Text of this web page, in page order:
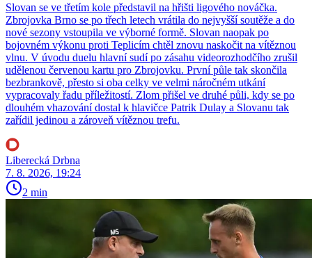
Slovan se ve třetím kole představil na hřišti ligového nováčka.
Zbrojovka Brno se po třech letech vrátila do nejvyšší soutěže a do
nové sezony vstoupila ve výborné formě. Slovan naopak po
bojovném výkonu proti Teplicím chtěl znovu naskočit na vítěznou
vlnu. V úvodu duelu hlavní sudí po zásahu videorozhodčího zrušil
udělenou červenou kartu pro Zbrojovku. První půle tak skončila
bezbrankově, přesto si oba celky ve velmi náročném utkání
vypracovaly řadu příležitostí. Zlom přišel ve druhé půli, kdy se po
dlouhém vhazování dostal k hlavičce Patrik Dulay a Slovanu tak
zařídil jedinou a zároveň vítěznou trefu.
Liberecká Drbna
7. 8. 2026, 19:24
2 min